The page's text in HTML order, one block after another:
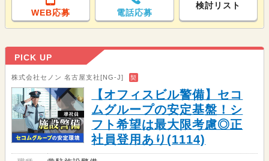
WEB応募 電話応募
検討リスト
PICK UP
株式会社セノン 名古屋支社[NG-J] 契
【オフィスビル警備】セコ
ムグループの安定基盤！シ
フト希望は最大限考慮◎正
社員登用あり(1114)